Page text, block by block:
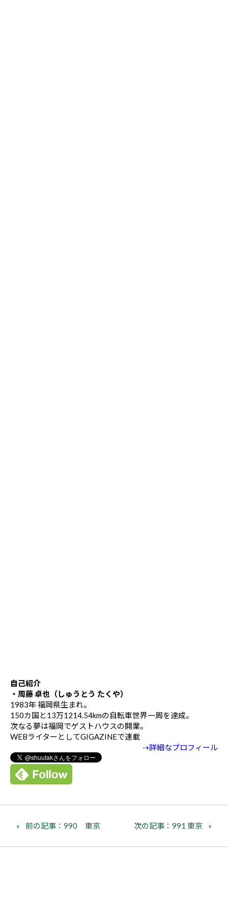
自己紹介
・周藤 卓也（しゅうとう たくや）
1983年 福岡県生まれ。
150カ国と13万1214.54kmの自転車世界一周を達成。
次なる夢は福岡でゲストハウスの開業。
WEBライターとしてGIGAZINEで連載
⇢詳細なプロフィール
前の記事：990 東京 次の記事：991 東京